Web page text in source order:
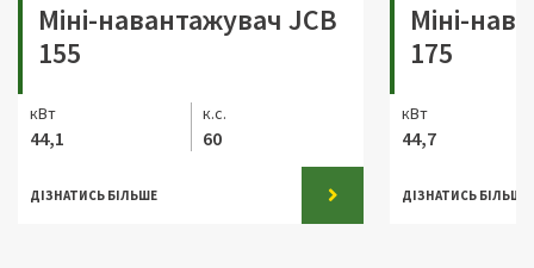
Міні-навантажувач JCB
155
кВт
44,1
к.с.
60
ДІЗНАТИСЬ БІЛЬШЕ
Міні-
175
кВт
44,7
ДІЗНАТИСЬ БІЛЬШЕ